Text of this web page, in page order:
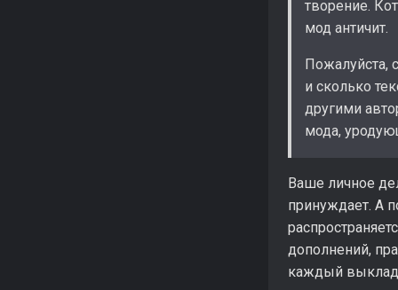
творение.
мод античит.
Пожалуйста,
и сколько
другими
мода,
Ваше личное
принуждает. А
дополнений,
каждый